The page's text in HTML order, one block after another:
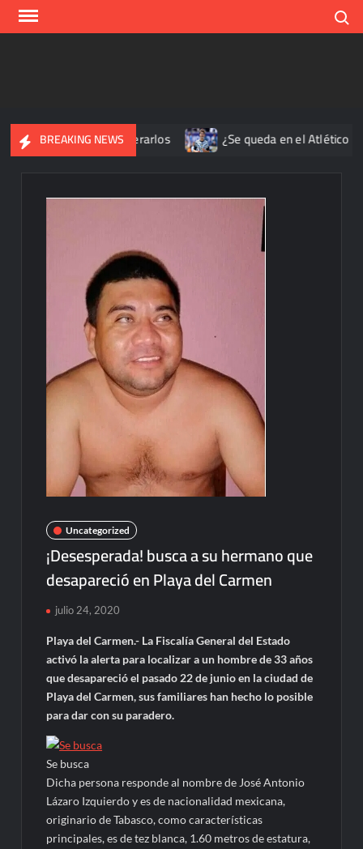
Skip
BREAKING NEWS
prometen liberarlos ¿Se queda en el Atlético de
Uncategorized
¡Desesperada! busca a su hermano que
desapareció en Playa del Carmen
julio 24, 2020
Playa del Carmen.- La Fiscalía General del Estado
activó la alerta para localizar a un hombre de 33 años
que desapareció el pasado 22 de junio en la ciudad de
Playa del Carmen, sus familiares han hecho lo posible
para dar con su paradero.
Se busca
Dicha persona responde al nombre de José Antonio
Lázaro Izquierdo y es de nacionalidad mexicana,
originario de Tabasco, como características
principales, es de tez blanca, 1.60 metros de estatura,